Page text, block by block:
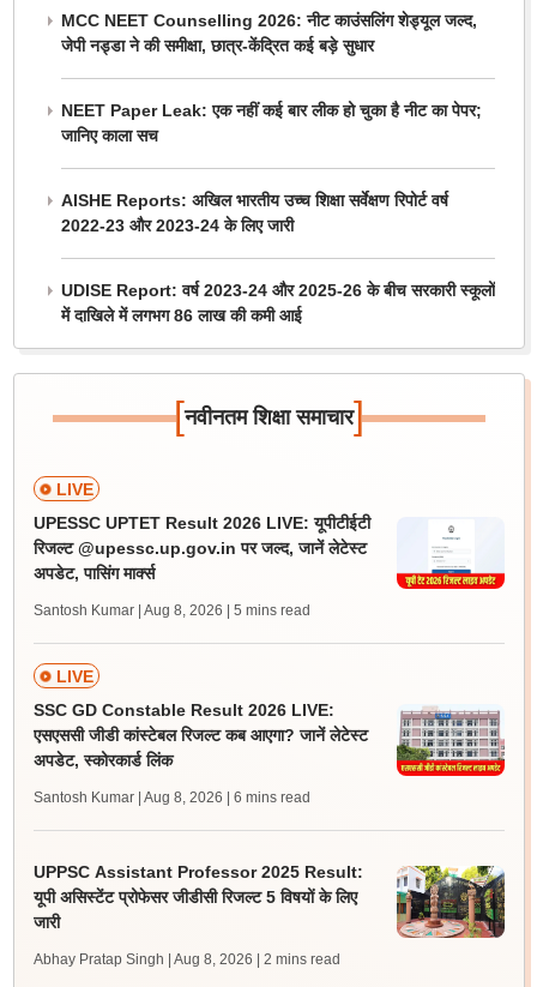
MCC NEET Counselling 2026: नीट काउंसलिंग शेड्यूल जल्द,
जेपी नड्डा ने की समीक्षा, छात्र-केंद्रित कई बड़े सुधार
NEET Paper Leak: एक नहीं कई बार लीक हो चुका है नीट का पेपर;
जानिए काला सच
AISHE Reports: अखिल भारतीय उच्च शिक्षा सर्वेक्षण रिपोर्ट वर्ष
2022-23 और 2023-24 के लिए जारी
UDISE Report: वर्ष 2023-24 और 2025-26 के बीच सरकारी स्कूलों
में दाखिले में लगभग 86 लाख की कमी आई
[नवीनतम शिक्षा समाचार]
LIVE
UPESSC UPTET Result 2026 LIVE: यूपीटीईटी
रिजल्ट @upessc.up.gov.in पर जल्द, जानें लेटेस्ट
अपडेट, पासिंग मार्क्स
Santosh Kumar | Aug 8, 2026 | 5 mins read
LIVE
SSC GD Constable Result 2026 LIVE:
एसएससी जीडी कांस्टेबल रिजल्ट कब आएगा? जानें लेटेस्ट
अपडेट, स्कोरकार्ड लिंक
Santosh Kumar | Aug 8, 2026 | 6 mins read
UPPSC Assistant Professor 2025 Result:
यूपी असिस्टेंट प्रोफेसर जीडीसी रिजल्ट 5 विषयों के लिए
जारी
Abhay Pratap Singh | Aug 8, 2026 | 2 mins read